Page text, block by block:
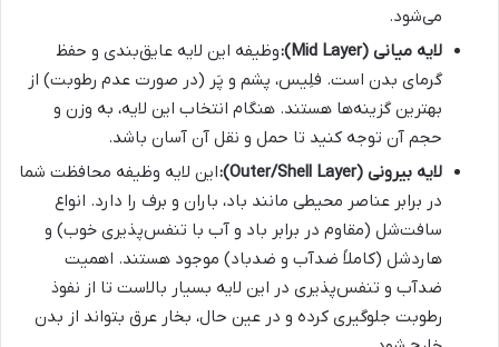
می‌شود.
لایه میانی (Mid Layer):
وظیفه این لایه عایق‌بندی و حفظ
گرمای بدن است. فلِیس، پشم و پَر (در صورت عدم رطوبت) از
بهترین گزینه‌ها هستند. هنگام انتخاب این لایه، به وزن و
حجم آن توجه کنید تا حمل و نقل آن آسان باشد.
لایه بیرونی (Outer/Shell Layer):
این لایه وظیفه محافظت شما
در برابر عناصر محیطی مانند باد، باران و برف را دارد. انواع
سافت‌شل (مقاوم در برابر باد و آب با تنفس‌پذیری خوب) و
هاردشل (کاملاً ضدآب و ضدباد) موجود هستند. اهمیت
ضدآب و تنفس‌پذیری در این لایه بسیار بالاست تا از نفوذ
رطوبت جلوگیری کرده و در عین حال، بخار عرق بتواند از بدن